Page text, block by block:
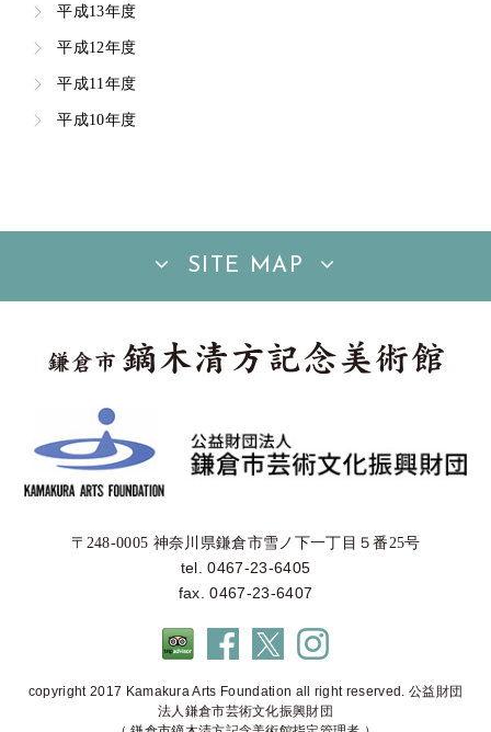
平成13年度
平成12年度
平成11年度
平成10年度
SITE MAP
〒248-0005 神奈川県鎌倉市雪ノ下一丁目５番25号
tel. 0467-23-6405
fax. 0467-23-6407
copyright 2017 Kamakura Arts Foundation all right reserved. 公益財団
法人鎌倉市芸術文化振興財団